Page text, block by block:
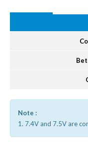
Note :
1. 7.4V and 7.5V are